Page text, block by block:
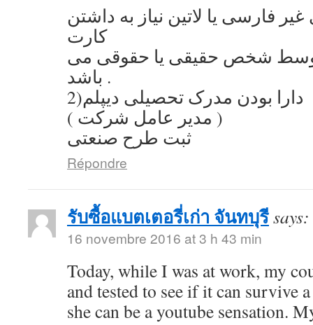
فارسی یا لاتین نیاز به داشتن
کارت
توسط شخص حقیقی یا حقوقی می
باشد .
2)دارا بودن مدرک تحصیلی دیپلم
( مدیر عامل شرکت )
ثبت طرح صنعتی
Répondre
รับซื้อแบตเตอรี่เก่า จันทบุรีsays:
16 novembre 2016 at 3 h 43 min
Today, while I was at work, my
and tested to see if it can survive
she can be a youtube sensation.